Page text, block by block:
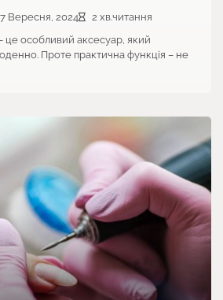
7 Вересня, 2024
2 хв.читання
це особливий аксесуар, який
Проте практична функція – не